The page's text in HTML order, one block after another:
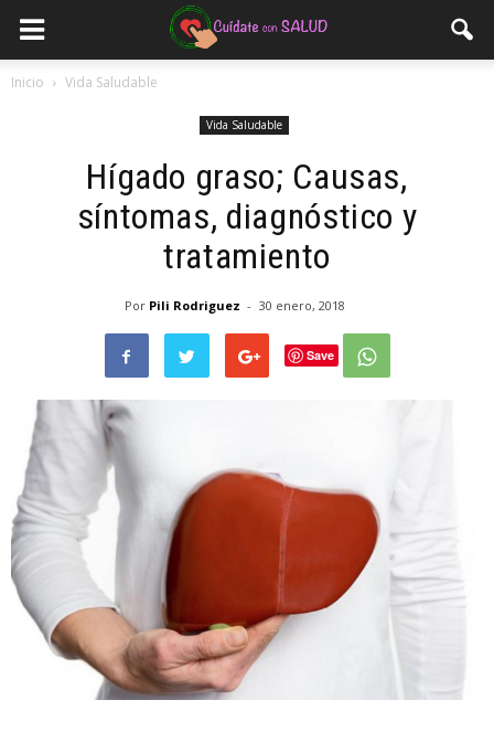
Inicio Vida Saludable
Vida Saludable
Hígado graso; Causas,
síntomas, diagnóstico y
tratamiento
Por Pili Rodriguez - 30 enero, 2018
Save